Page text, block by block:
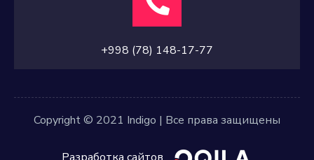
+998 (78) 148-17-77
Copyright © 2021 Indigo | Все права защищены